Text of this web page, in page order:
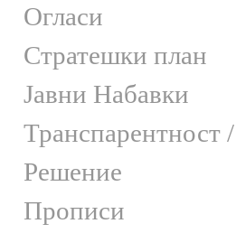
Огласи
Стратешки план
Јавни Набавки
Транспарентност
Решение
Прописи